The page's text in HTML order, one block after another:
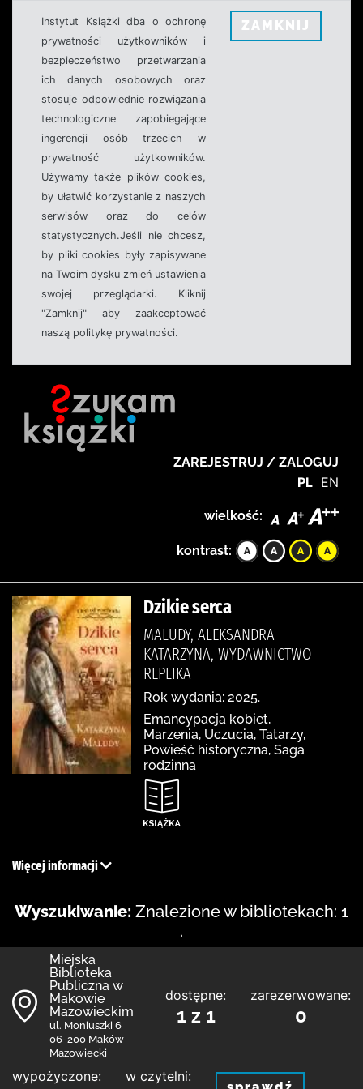
Instytut Książki dba o ochronę
prywatności użytkowników i
bezpieczeństwo przetwarzania
ich danych osobowych oraz
stosuje odpowiednie rozwiązania
technologiczne zapobiegające
ingerencji osób trzecich w
prywatność użytkowników.
Używamy także plików cookies,
by ułatwić korzystanie z naszych
serwisów oraz do celów
statystycznych.Jeśli nie chcesz,
by pliki cookies były zapisywane
na Twoim dysku zmień ustawienia
swojej przeglądarki. Kliknij
"Zamknij" aby zaakceptować
naszą politykę prywatności.
ZAMKNIJ
ZAREJESTRUJ / ZALOGUJ
PL EN
wielkość:
kontrast:
Dzikie serca
MALUDY, ALEKSANDRA
KATARZYNA, WYDAWNICTWO
REPLIKA
Rok wydania: 2025.
Emancypacja kobiet,
Marzenia, Uczucia, Tatarzy,
Powieść historyczna, Saga
rodzinna
Więcej informacji
Wyszukiwanie: Znalezione w bibliotekach: 1
.
Miejska
Biblioteka
Publiczna w
Makowie
Mazowieckim
ul. Moniuszki 6
06-200 Maków
Mazowiecki
dostępne:
1 z 1
zarezerwowane:
0
wypożyczone: w czytelni: